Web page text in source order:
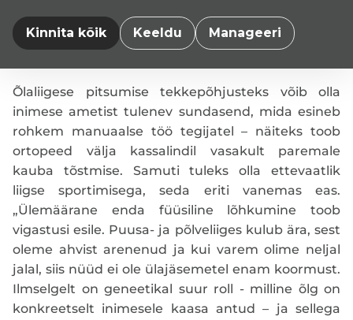
Kinnita kõik Keeldu Manageeri
ühes suunas ja teised teises suunas. Füsioteraapial
on probleemi tekkel paranemises ja toonuse
Õlaliigese pitsumise tekkepõhjusteks võib olla
inimese ametist tulenev sundasend, mida esineb
rohkem manuaalse töö tegijatel – näiteks toob
ortopeed välja kassalindil vasakult paremale
kauba tõstmise. Samuti tuleks olla ettevaatlik
liigse sportimisega, seda eriti vanemas eas.
„Ülemäärane enda füüsiline lõhkumine toob
vigastusi esile. Puusa- ja põlveliiges kulub ära, sest
oleme ahvist arenenud ja kui varem olime neljal
jalal, siis nüüd ei ole ülajäsemetel enam koormust.
Ilmselgelt on geneetikal suur roll - milline õlg on
konkreetselt inimesele kaasa antud – ja sellega